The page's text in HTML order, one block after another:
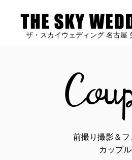
ザ・スカイウェディング 名古屋
前撮り撮影＆
カップ